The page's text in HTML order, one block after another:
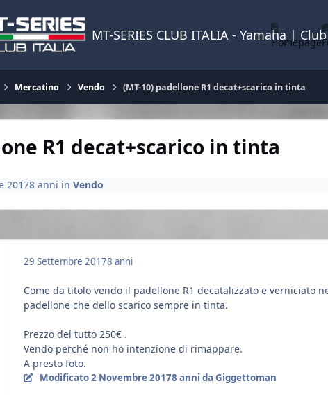
MT-SERIES CLUB ITALIA - Yamaha |
Homepage
Mercatino Vendo (MT-10) padellone R1 decat+scarico in tinta
R1 decat+scarico in tinta
20178 anni in Vendo
29 Settembre 20178 anni
Come da titolo vendo il padellone R1 decatalizzato e verniciato
padellone che dello scarico sempre in tinta.
Prezzo del tutto 250€ .
Vendo perché non ho intenzione di rimappare.
A presto foto.
Modificato2 Novembre 20178 anni da Giggettoman